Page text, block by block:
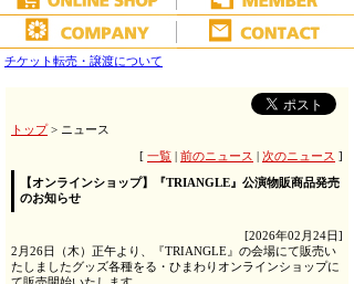
チケット転売・譲渡について
トップ> ニュース
[ 一覧 前のニュース 次のニュース ]
【オンラインショップ】『TRIANGLE』公演物販商品発売
のお知らせ
[2026年02月24日]
2月26日（木）正午より、『TRIANGLE』の会場にて販売い
たしましたグッズ各種をる・ひまわりオンラインショップに